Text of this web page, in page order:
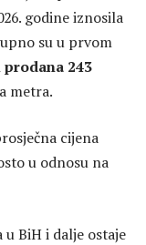
godine iznosila
su u prvom
243
metra.
cijena
u odnosu na
BiH i dalje ostaje